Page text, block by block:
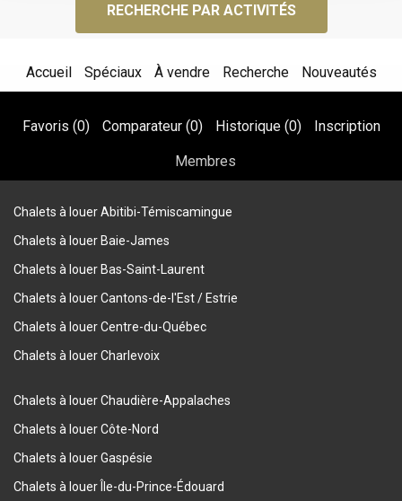
RECHERCHE PAR ACTIVITÉS
Accueil Spéciaux À vendre Recherche Nouveautés
Favoris (0) Comparateur (0) Historique (0) Inscription
Membres
Chalets à louer Abitibi-Témiscamingue
Chalets à louer Baie-James
Chalets à louer Bas-Saint-Laurent
Chalets à louer Cantons-de-l'Est / Estrie
Chalets à louer Centre-du-Québec
Chalets à louer Charlevoix
Chalets à louer Chaudière-Appalaches
Chalets à louer Côte-Nord
Chalets à louer Gaspésie
Chalets à louer Île-du-Prince-Édouard